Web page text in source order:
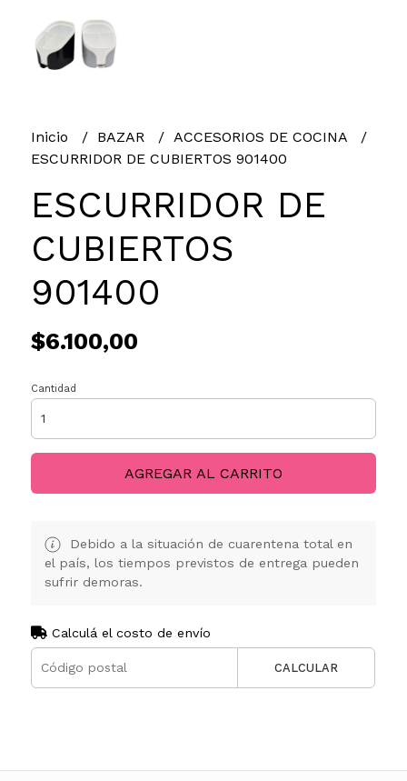
Inicio BAZAR
ACCESORIOS DE COCINA
ESCURRIDOR DE CUBIERTOS 901400
ESCURRIDOR DE
CUBIERTOS
901400
$6.100,00
Cantidad
AGREGAR AL CARRITO
Debido a la situación de cuarentena total en
el país, los tiempos previstos de entrega pueden
sufrir demoras.
Calculá el costo de envío
CALCULAR